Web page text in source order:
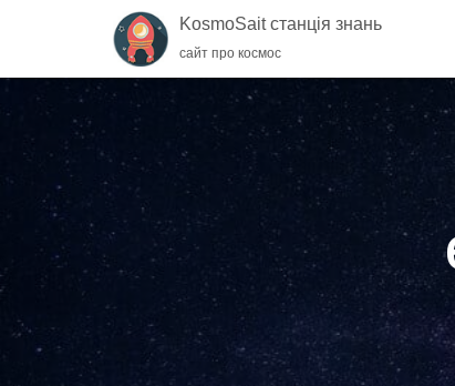
KosmoSait станція знань
сайт про космос